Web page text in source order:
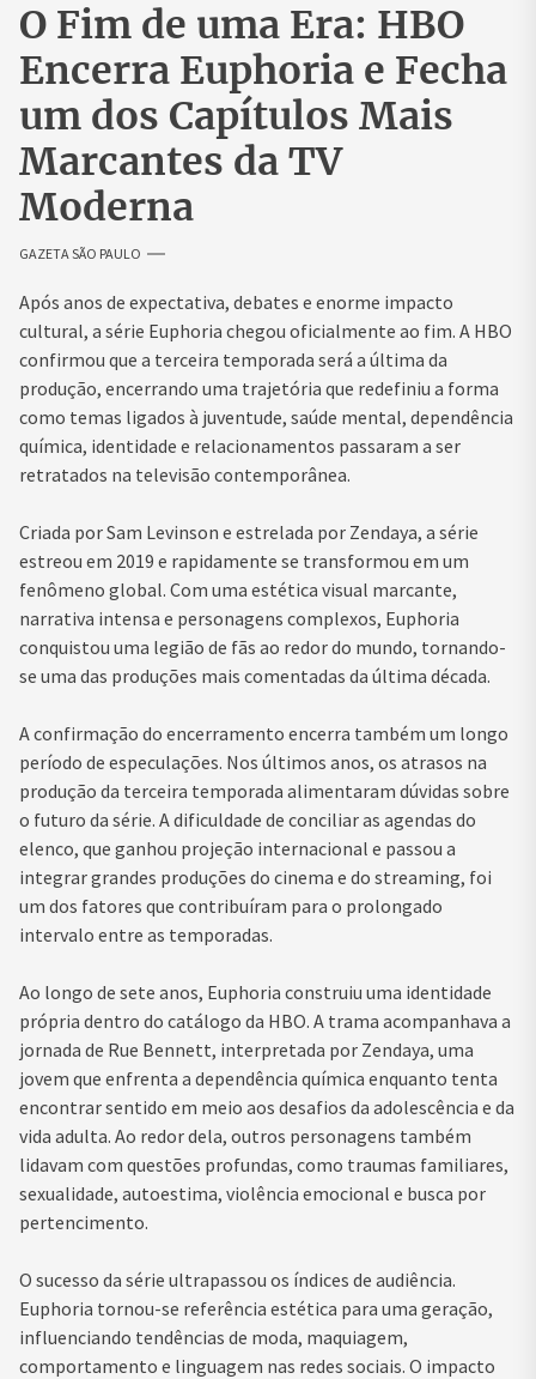
O Fim de uma Era: HBO
Encerra Euphoria e Fecha
um dos Capítulos Mais
Marcantes da TV
Moderna
GAZETA SÃO PAULO
Após anos de expectativa, debates e enorme impacto
cultural, a série Euphoria chegou oficialmente ao fim. A HBO
confirmou que a terceira temporada será a última da
produção, encerrando uma trajetória que redefiniu a forma
como temas ligados à juventude, saúde mental, dependência
química, identidade e relacionamentos passaram a ser
retratados na televisão contemporânea.
Criada por Sam Levinson e estrelada por Zendaya, a série
estreou em 2019 e rapidamente se transformou em um
fenômeno global. Com uma estética visual marcante,
narrativa intensa e personagens complexos, Euphoria
conquistou uma legião de fãs ao redor do mundo, tornando-
se uma das produções mais comentadas da última década.
A confirmação do encerramento encerra também um longo
período de especulações. Nos últimos anos, os atrasos na
produção da terceira temporada alimentaram dúvidas sobre
o futuro da série. A dificuldade de conciliar as agendas do
elenco, que ganhou projeção internacional e passou a
integrar grandes produções do cinema e do streaming, foi
um dos fatores que contribuíram para o prolongado
intervalo entre as temporadas.
Ao longo de sete anos, Euphoria construiu uma identidade
própria dentro do catálogo da HBO. A trama acompanhava a
jornada de Rue Bennett, interpretada por Zendaya, uma
jovem que enfrenta a dependência química enquanto tenta
encontrar sentido em meio aos desafios da adolescência e da
vida adulta. Ao redor dela, outros personagens também
lidavam com questões profundas, como traumas familiares,
sexualidade, autoestima, violência emocional e busca por
pertencimento.
O sucesso da série ultrapassou os índices de audiência.
Euphoria tornou-se referência estética para uma geração,
influenciando tendências de moda, maquiagem,
comportamento e linguagem nas redes sociais. O impacto